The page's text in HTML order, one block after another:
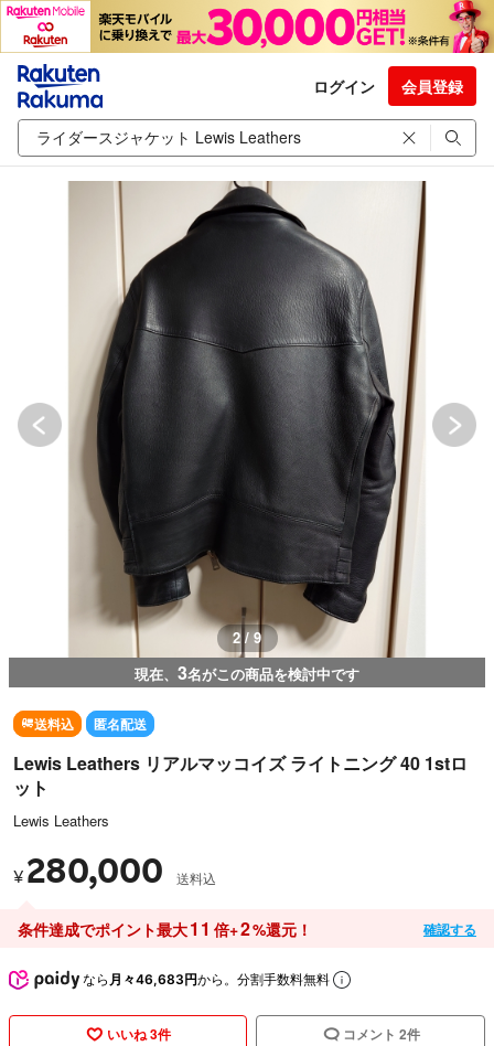
ログイン 会員登録
2 / 9
現在、 3名がこの商品を検討中です
送料込 匿名配送
Lewis Leathers リアルマッコイズ ライトニング 40 1stロ
ット
Lewis Leathers
¥ 280,000 送料込
条件達成でポイント最大11 倍+2%還元！ 確認する
なら 月々46,683円から。分割手数料無料
いいね 3件 コメント 2件